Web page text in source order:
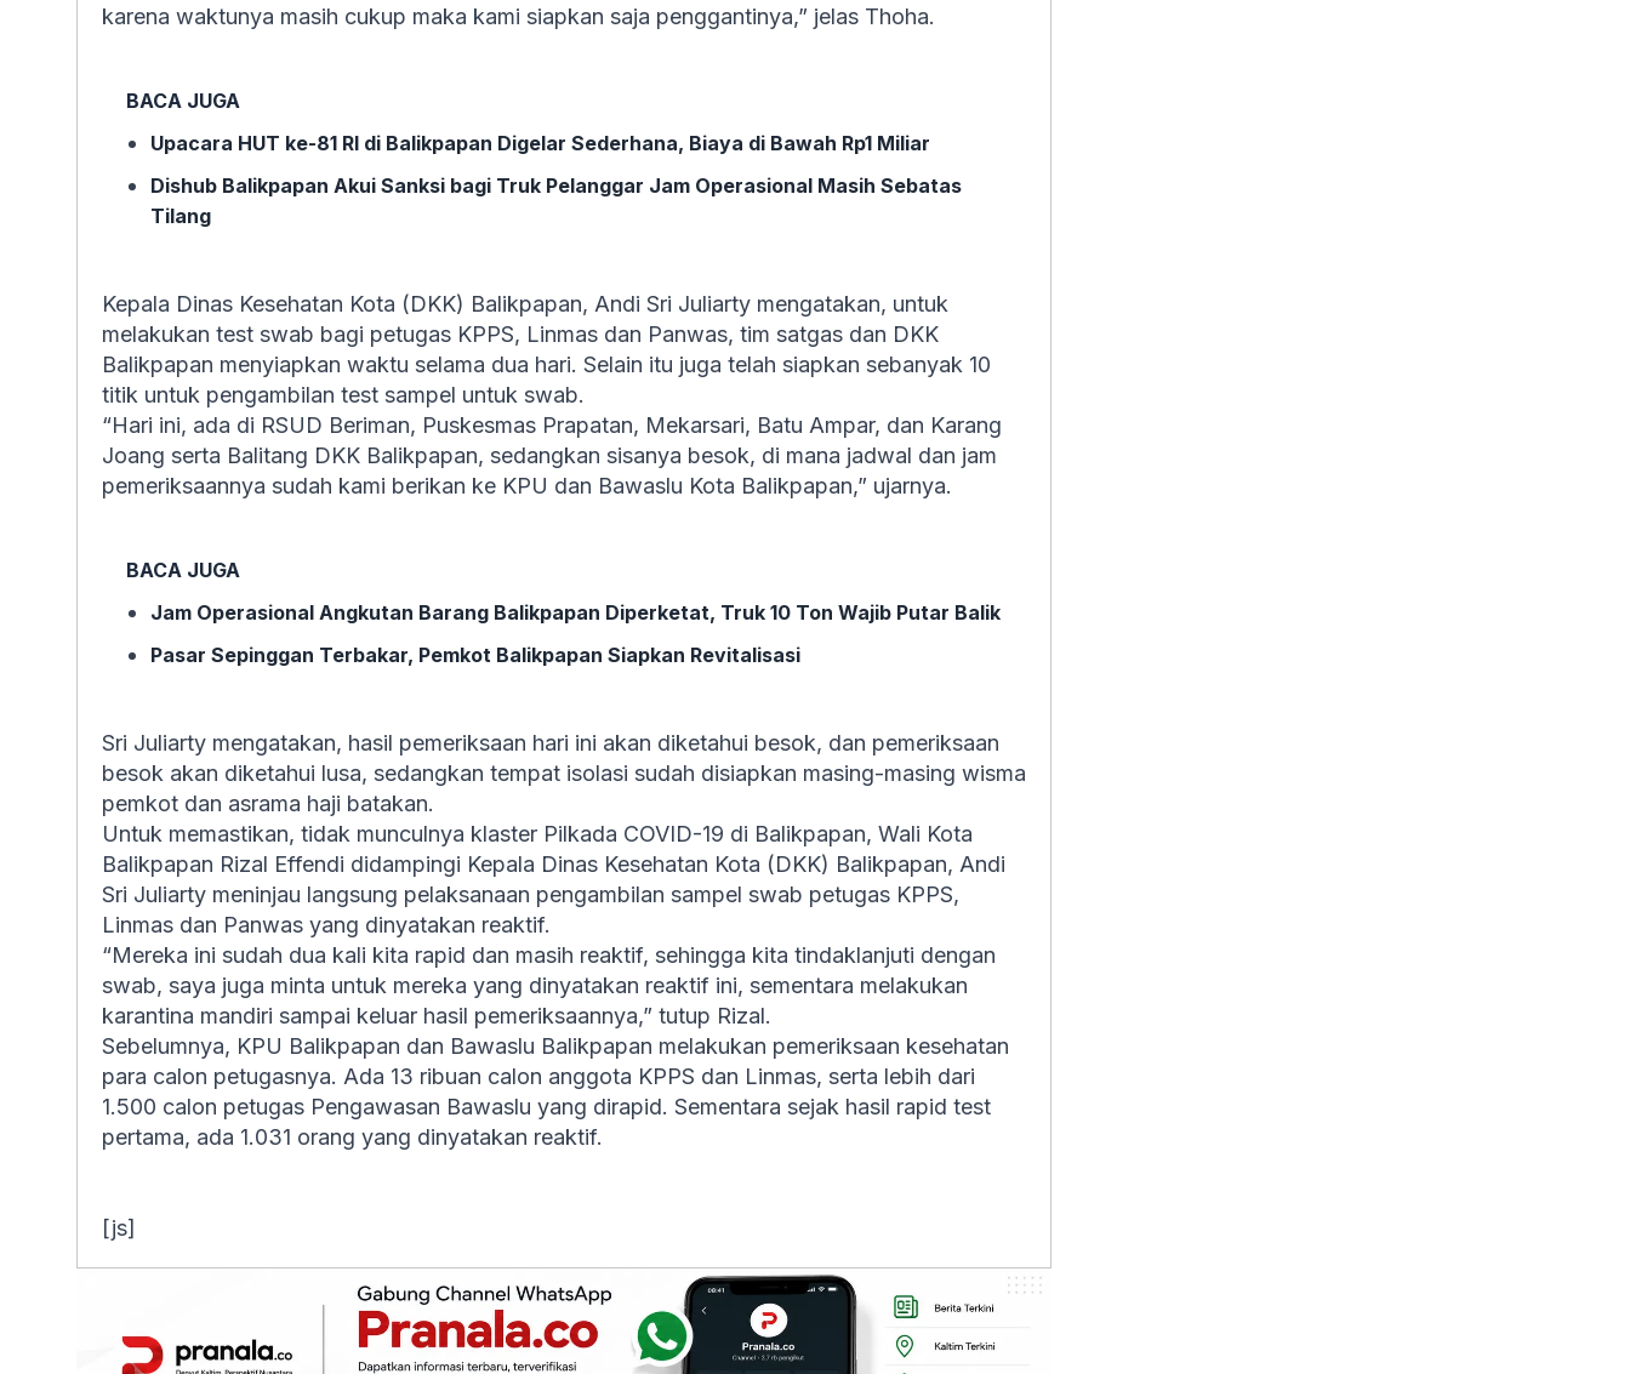
karena waktunya masih cukup maka kami siapkan saja penggantinya,” jelas Thoha.
BACA JUGA
Upacara HUT ke-81 RI di Balikpapan Digelar Sederhana, Biaya di Bawah Rp1 Miliar
Dishub Balikpapan Akui Sanksi bagi Truk Pelanggar Jam Operasional Masih Sebatas
Tilang
Kepala Dinas Kesehatan Kota (DKK) Balikpapan, Andi Sri Juliarty mengatakan, untuk
melakukan test swab bagi petugas KPPS, Linmas dan Panwas, tim satgas dan DKK
Balikpapan menyiapkan waktu selama dua hari. Selain itu juga telah siapkan sebanyak 10
titik untuk pengambilan test sampel untuk swab.
“Hari ini, ada di RSUD Beriman, Puskesmas Prapatan, Mekarsari, Batu Ampar, dan Karang
Joang serta Balitang DKK Balikpapan, sedangkan sisanya besok, di mana jadwal dan jam
pemeriksaannya sudah kami berikan ke KPU dan Bawaslu Kota Balikpapan,” ujarnya.
BACA JUGA
Jam Operasional Angkutan Barang Balikpapan Diperketat, Truk 10 Ton Wajib Putar Balik
Pasar Sepinggan Terbakar, Pemkot Balikpapan Siapkan Revitalisasi
Sri Juliarty mengatakan, hasil pemeriksaan hari ini akan diketahui besok, dan pemeriksaan
besok akan diketahui lusa, sedangkan tempat isolasi sudah disiapkan masing-masing wisma
pemkot dan asrama haji batakan.
Untuk memastikan, tidak munculnya klaster Pilkada COVID-19 di Balikpapan, Wali Kota
Balikpapan Rizal Effendi didampingi Kepala Dinas Kesehatan Kota (DKK) Balikpapan, Andi
Sri Juliarty meninjau langsung pelaksanaan pengambilan sampel swab petugas KPPS,
Linmas dan Panwas yang dinyatakan reaktif.
“Mereka ini sudah dua kali kita rapid dan masih reaktif, sehingga kita tindaklanjuti dengan
swab, saya juga minta untuk mereka yang dinyatakan reaktif ini, sementara melakukan
karantina mandiri sampai keluar hasil pemeriksaannya,” tutup Rizal.
Sebelumnya, KPU Balikpapan dan Bawaslu Balikpapan melakukan pemeriksaan kesehatan
para calon petugasnya. Ada 13 ribuan calon anggota KPPS dan Linmas, serta lebih dari
1.500 calon petugas Pengawasan Bawaslu yang dirapid. Sementara sejak hasil rapid test
pertama, ada 1.031 orang yang dinyatakan reaktif.
[js]